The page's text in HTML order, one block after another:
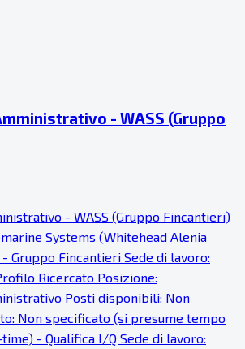
- WASS (Gruppo
- WASS (Gruppo Fincantieri)
Systems (Whitehead Alenia
Gruppo Fincantieri Sede di lavoro:
Ricercato Posizione:
Posti disponibili: Non
Non specificato (si presume tempo
- Qualifica I/Q Sede di lavoro: